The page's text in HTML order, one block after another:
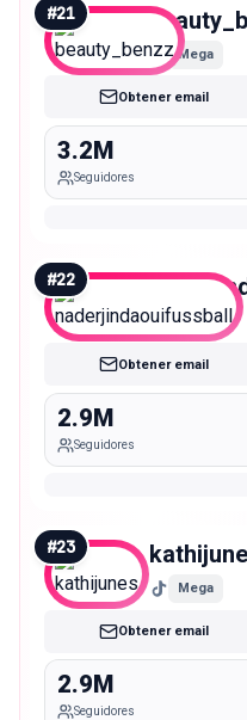
#21
Mega
Obtener email
3.2M
Seguidores
#22
Mega
Obtener email
2.9M
Seguidores
#23
Mega
Obtener email
2.9M
Seguidores